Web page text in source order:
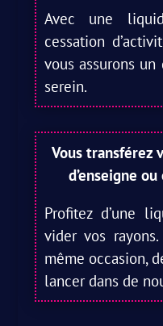
Avec une
cessation
vous assurons
serein.
Vous transférez
d’enseigne
Profitez d’une
vider vos
même occasion,
lancer dans de